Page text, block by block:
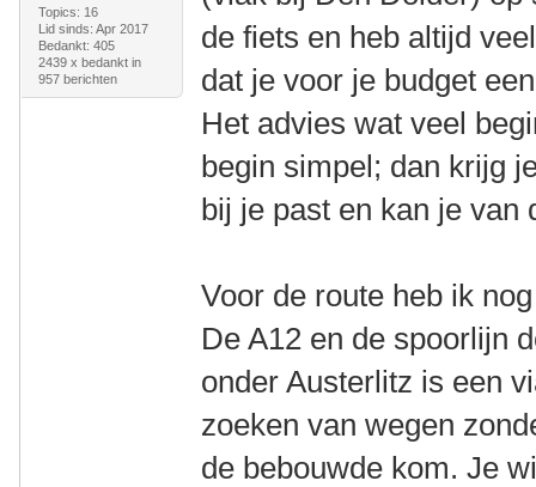
Topics: 16
Lid sinds: Apr 2017
Bedankt: 405
2439 x bedankt in
957 berichten
de fiets en heb altijd
dat je voor je budget
Het advies wat veel
begin simpel; dan krijg
bij je past en kan je van
Voor de route heb ik
De A12 en de spoorlijn
onder Austerlitz is een
zoeken van wegen
de bebouwde kom. Je